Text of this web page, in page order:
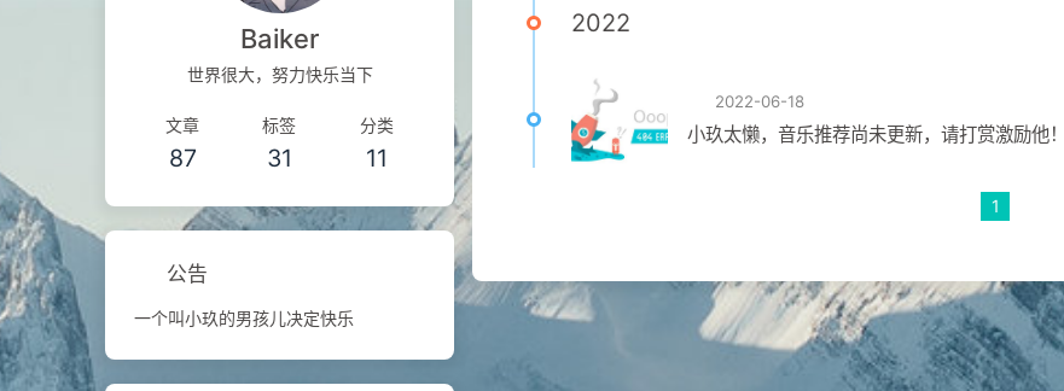
2022
2022-06-18
小玖太懒，音乐推荐尚未更新，请打赏激励他！
1
Baiker
世界很大，努力快乐当下
文章
87
标签
31
分类
11
公告
一个叫小玖的男孩儿决定快乐